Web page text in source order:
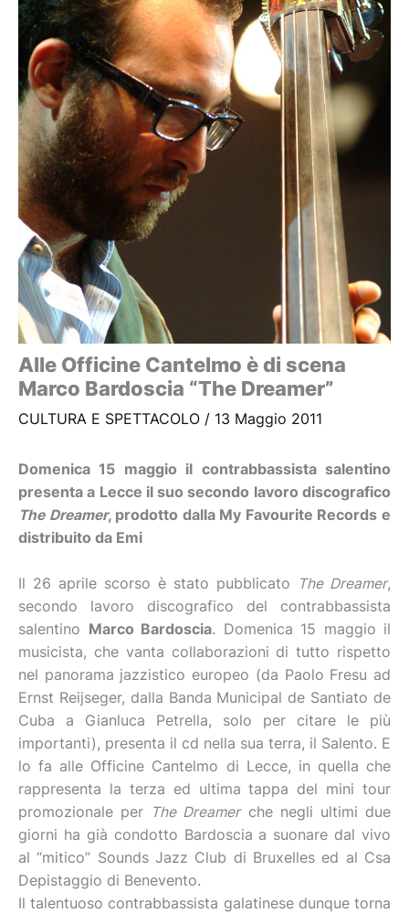
Alle Officine Cantelmo è di scena
Marco Bardoscia “The Dreamer”
CULTURA E SPETTACOLO / 13 Maggio 2011
Domenica 15 maggio il contrabbassista salentino
presenta a Lecce il suo secondo lavoro discografico
The Dreamer, prodotto dalla My Favourite Records e
distribuito da Emi
Il 26 aprile scorso è stato pubblicato The Dreamer,
secondo lavoro discografico del contrabbassista
salentino Marco Bardoscia. Domenica 15 maggio il
musicista, che vanta collaborazioni di tutto rispetto
nel panorama jazzistico europeo (da Paolo Fresu ad
Ernst Reijseger, dalla Banda Municipal de Santiato de
Cuba a Gianluca Petrella, solo per citare le più
importanti), presenta il cd nella sua terra, il Salento. E
lo fa alle Officine Cantelmo di Lecce, in quella che
rappresenta la terza ed ultima tappa del mini tour
promozionale per The Dreamerche negli ultimi due
giorni ha già condotto Bardoscia a suonare dal vivo
al “mitico” Sounds Jazz Club di Bruxelles ed al Csa
Depistaggio di Benevento.
Il talentuoso contrabbassista galatinese dunque torna